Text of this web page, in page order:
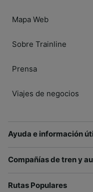
Mapa Web
Sobre Trainline
Prensa
Viajes de negocios
Ayuda e información
Compañías de tren y
Rutas Populares